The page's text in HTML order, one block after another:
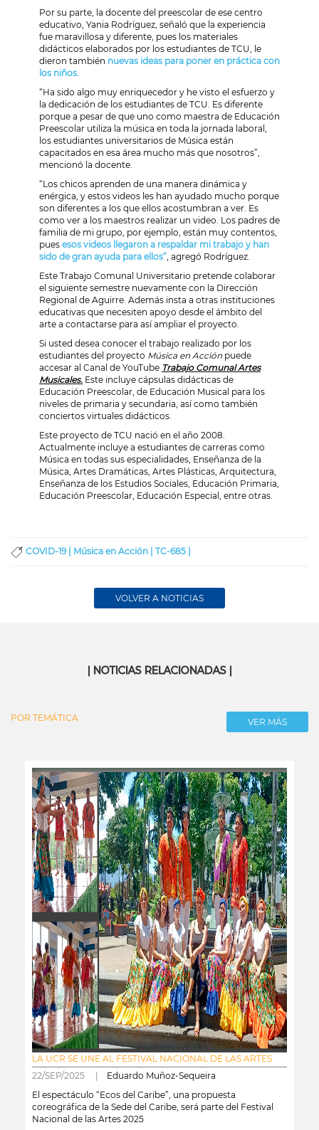
Por su parte, la docente del preescolar de ese centro
educativo, Yania Rodríguez, señaló que la experiencia
fue maravillosa y diferente, pues los materiales
didácticos elaborados por los estudiantes de TCU, le
dieron también nuevas ideas para poner en práctica con
los niños.
“Ha sido algo muy enriquecedor y he visto el esfuerzo y
la dedicación de los estudiantes de TCU. Es diferente
porque a pesar de que uno como maestra de Educación
Preescolar utiliza la música en toda la jornada laboral,
los estudiantes universitarios de Música están
capacitados en esa área mucho más que nosotros”,
mencionó la docente.
“Los chicos aprenden de una manera dinámica y
enérgica, y estos videos les han ayudado mucho porque
son diferentes a los que ellos acostumbran a ver. Es
como ver a los maestros realizar un video. Los padres de
familia de mi grupo, por ejemplo, están muy contentos,
pues esos videos llegaron a respaldar mi trabajo y han
sido de gran ayuda para ellos”, agregó Rodríguez.
Este Trabajo Comunal Universitario pretende colaborar
el siguiente semestre nuevamente con la Dirección
Regional de Aguirre. Además insta a otras instituciones
educativas que necesiten apoyo desde el ámbito del
arte a contactarse para así ampliar el proyecto.
Si usted desea conocer el trabajo realizado por los
estudiantes del proyecto Música en Acción puede
accesar al Canal de YouTube Trabajo Comunal Artes
Musicales. Este incluye cápsulas didácticas de
Educación Preescolar, de Educación Musical para los
niveles de primaria y secundaria, así como también
conciertos virtuales didácticos.
Este proyecto de TCU nació en el año 2008.
Actualmente incluye a estudiantes de carreras como
Música en todas sus especialidades, Enseñanza de la
Música, Artes Dramáticas, Artes Plásticas, Arquitectura,
Enseñanza de los Estudios Sociales, Educación Primaria,
Educación Preescolar, Educación Especial, entre otras.
COVID-19 | Música en Acción | TC-685 |
VOLVER A NOTICIAS
| NOTICIAS RELACIONADAS |
POR TEMÁTICA VER MÁS
LA UCR SE UNE AL FESTIVAL NACIONAL DE LAS ARTES
22/SEP/2025 | Eduardo Muñoz-Sequeira
El espectáculo “Ecos del Caribe”, una propuesta
coreográfica de la Sede del Caribe, será parte del Festival
Nacional de las Artes 2025